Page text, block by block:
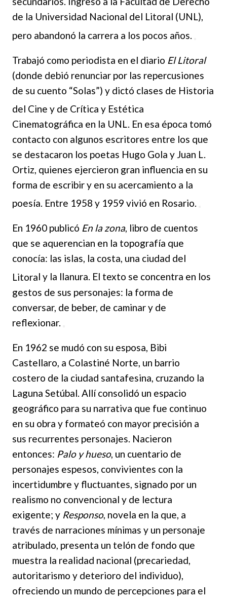
de la Universidad Nacional del Litoral (UNL),
pero abandonó la carrera a los pocos años.
Trabajó como periodista en el diario El Litoral
(donde debió renunciar por las repercusiones
de su cuento “Solas”) y dictó clases de Historia
del Cine y de Crítica y Estética
Cinematográfica en la UNL. En esa época tomó
contacto con algunos escritores entre los que
se destacaron los poetas Hugo Gola y Juan L.
Ortiz, quienes ejercieron gran influencia en su
forma de escribir y en su acercamiento a la
poesía. Entre 1958 y 1959 vivió en Rosario.
En 1960 publicó En la zona, libro de cuentos
que se aquerencian en la topografía que
conocía: las islas, la costa, una ciudad del
Litoral y la llanura. El texto se concentra en los
gestos de sus personajes: la forma de
conversar, de beber, de caminar y de
reflexionar.
En 1962 se mudó con su esposa, Bibi
Castellaro, a Colastiné Norte, un barrio
costero de la ciudad santafesina, cruzando la
Laguna Setúbal. Allí consolidó un espacio
geográfico para su narrativa que fue continuo
en su obra y formateó con mayor precisión a
sus recurrentes personajes. Nacieron
entonces: Palo y hueso, un cuentario de
personajes espesos, convivientes con la
incertidumbre y fluctuantes, signado por un
realismo no convencional y de lectura
exigente; y Responso, novela en la que, a
través de narraciones mínimas y un personaje
atribulado, presenta un telón de fondo que
muestra la realidad nacional (precariedad,
autoritarismo y deterioro del individuo),
ofreciendo un mundo de percepciones para el